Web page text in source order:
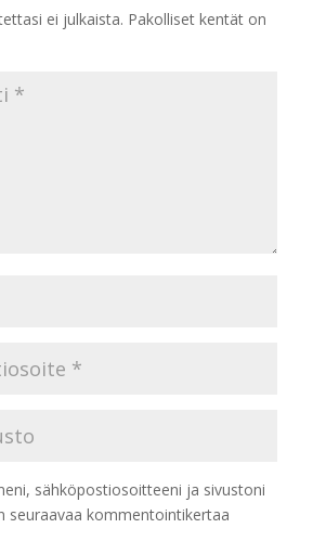
ei julkaista. Pakolliset kentät on
sähköpostiosoitteeni ja sivustoni
seuraavaa kommentointikertaa